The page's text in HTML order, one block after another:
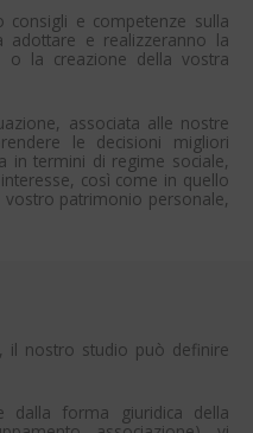
e competenze sulla
adottare e realizzeranno la
o la creazione della vostra
associata alle nostre
le decisioni migliori
in termini di regime sociale,
così come in quello
patrimonio personale,
il nostro studio può definire
dalla forma giuridica della